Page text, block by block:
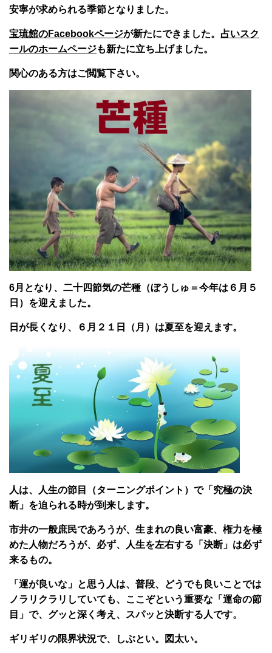
安寧が求められる季節となりました。
宝琉館のFacebookページが新たにできました。 占いスク
ールのホームページも新たに立ち上げました。
関心のある方はご閲覧下さい。
6月となり、二十四節気の芒種（ぼうしゅ＝今年は６月５
日）を迎えました。
日が長くなり、６月２１日（月）は夏至を迎えます。
人は、人生の節目（ターニングポイント）で「究極の決
断」を迫られる時が到来します。
市井の一般庶民であろうが、生まれの良い富豪、権力を極
めた人物だろうが、必ず、人生を左右する「決断」は必ず
来るもの。
「運が良いな」と思う人は、普段、どうでも良いことでは
ノラリクラリしていても、ここぞという重要な「運命の節
目」で、グッと深く考え、スパッと決断する人です。
ギリギリの限界状況で、しぶとい。図太い。